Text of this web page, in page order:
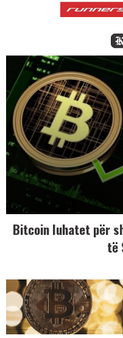
Bitcoin luhatet për
të